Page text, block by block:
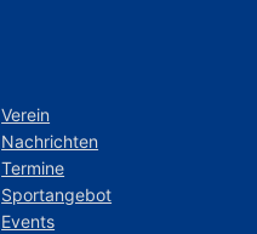
Verein
Nachrichten
Termine
Sportangebot
Events